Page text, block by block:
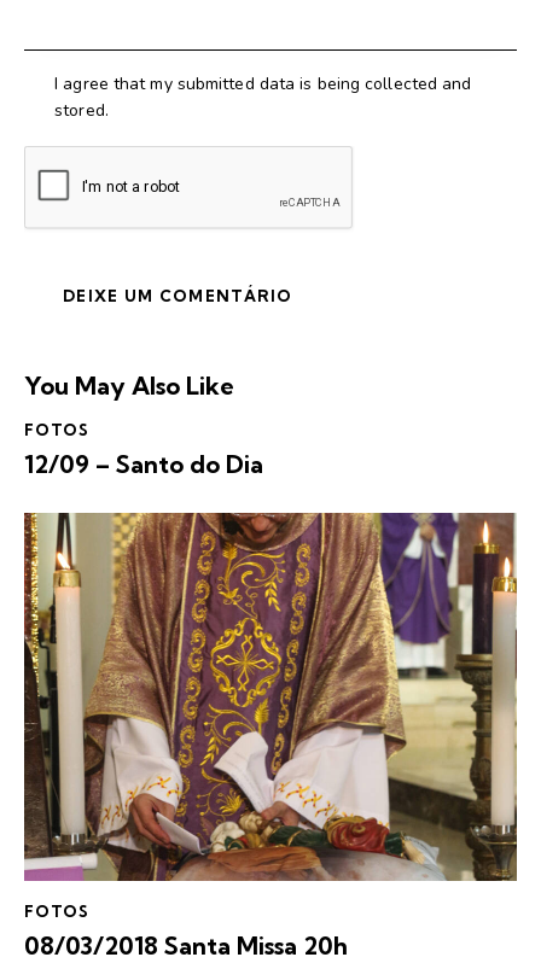
I agree that my submitted data is being collected and
stored.
You May Also Like
FOTOS
12/09 – Santo do Dia
FOTOS
08/03/2018 Santa Missa 20h